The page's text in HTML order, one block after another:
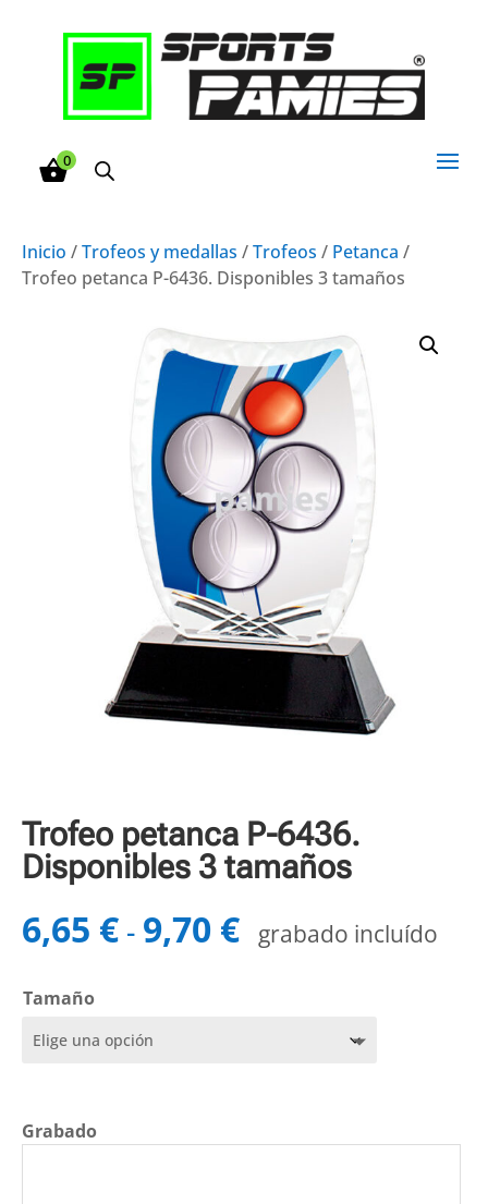
0
Inicio /Trofeos y medallas /Trofeos / Petanca /
Trofeo petanca P-6436. Disponibles 3 tamaños
Trofeo petanca P-6436.
Disponibles 3 tamaños
6,65 € - 9,70 €Rango
de
grabado incluído
Tamaño
Grabado